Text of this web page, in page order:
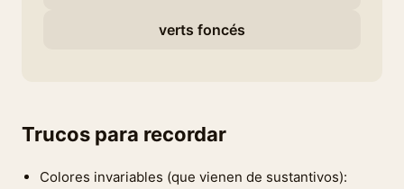
verts foncés
Trucos para recordar
Colores invariables (que vienen de sustantivos):